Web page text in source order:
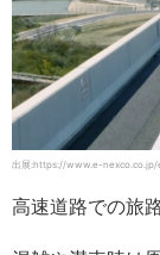
出展:https://www.e-
高速道路での旅